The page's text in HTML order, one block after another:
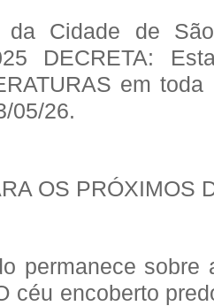
Cidade de
DECRETA:
em
05/26.
OS PRÓXIMOS
permanece sobre
céu encoberto